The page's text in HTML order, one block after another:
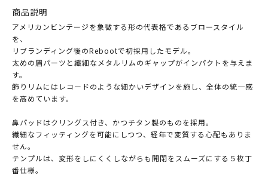
商品説明
アメリカンビンテージを象徴する形の代表格であるブロースタイル
を、
リブランディング後のRebootで初採用したモデル。
太めの眉パーツと繊細なメタルリムのギャップがインパクトを与えま
す。
飾りリムにはレコードのような細かいデザインを施し、全体の統一感
を高めています。
鼻パッドはクリングス付き、かつチタン製のものを採用。
繊細なフィッティングを可能にしつつ、経年で変質する心配もありま
せん。
テンプルは、変形をしにくくしながらも開閉をスムーズにする５枚丁
番仕様。